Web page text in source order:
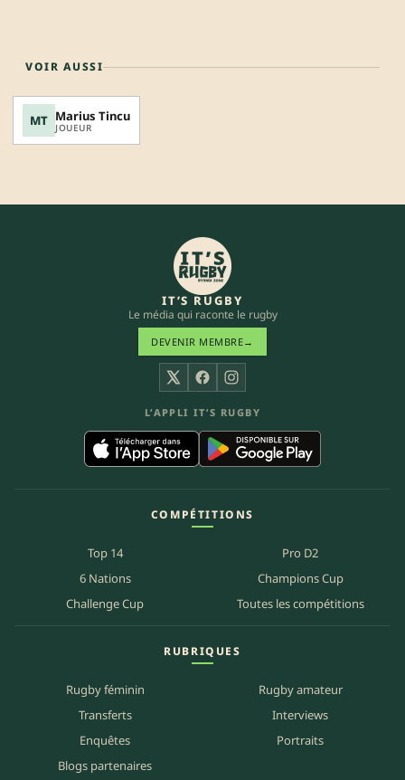
VOIR AUSSI
MT Marius Tincu
JOUEUR
IT’S RUGBY
Le média qui raconte le rugby
DEVENIR MEMBRE→
X FacebookInstagram
L’APPLI IT’S RUGBY
COMPÉTITIONS
Top 14
Pro D2
6 Nations
Champions Cup
Challenge Cup
Toutes les compétitions
RUBRIQUES
Rugby féminin
Rugby amateur
Transferts
Interviews
Enquêtes
Portraits
Blogs partenaires